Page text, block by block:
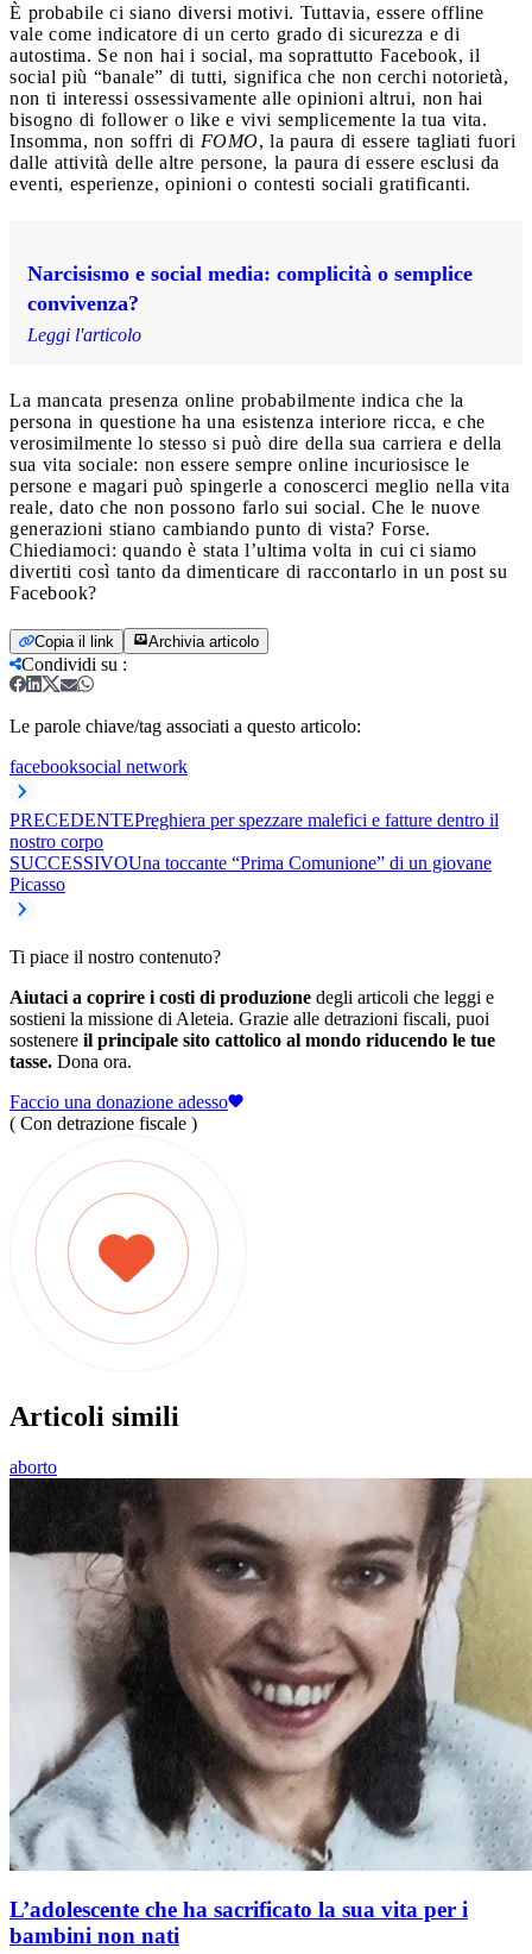
È probabile ci siano diversi motivi. Tuttavia, essere offline
vale come indicatore di un certo grado di sicurezza e di
autostima. Se non hai i social, ma soprattutto Facebook, il
social più “banale” di tutti, significa che non cerchi notorietà,
non ti interessi ossessivamente alle opinioni altrui, non hai
bisogno di follower o like e vivi semplicemente la tua vita.
Insomma, non soffri di FOMO, la paura di essere tagliati fuori
dalle attività delle altre persone, la paura di essere esclusi da
eventi, esperienze, opinioni o contesti sociali gratificanti.
Narcisismo e social media: complicità o semplice
convivenza?
Leggi l'articolo
La mancata presenza online probabilmente indica che la
persona in questione ha una esistenza interiore ricca, e che
verosimilmente lo stesso si può dire della sua carriera e della
sua vita sociale: non essere sempre online incuriosisce le
persone e magari può spingerle a conoscerci meglio nella vita
reale, dato che non possono farlo sui social. Che le nuove
generazioni stiano cambiando punto di vista? Forse.
Chiediamoci: quando è stata l’ultima volta in cui ci siamo
divertiti così tanto da dimenticare di raccontarlo in un post su
Facebook?
Copia il link Archivia articolo
Condividi su :
Le parole chiave/tag associati a questo articolo:
facebooksocial network
PRECEDENTEPreghiera per spezzare malefici e fatture dentro il
nostro corpo
SUCCESSIVOUna toccante “Prima Comunione” di un giovane
Picasso
Ti piace il nostro contenuto?
Aiutaci a coprire i costi di produzione degli articoli che leggi e
sostieni la missione di Aleteia. Grazie alle detrazioni fiscali, puoi
sostenere il principale sito cattolico al mondo riducendo le tue
tasse. Dona ora.
Faccio una donazione adesso
( Con detrazione fiscale )
Articoli simili
aborto
L’adolescente che ha sacrificato la sua vita per i
bambini non nati